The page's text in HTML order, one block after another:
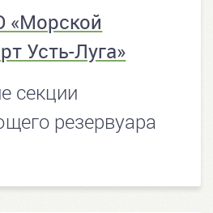
«Морской
Усть-Луга»
секции
резервуара